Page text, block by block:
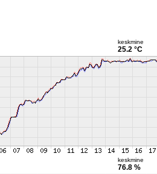
keskmine
25.2 °C
keskmine
76.8 %